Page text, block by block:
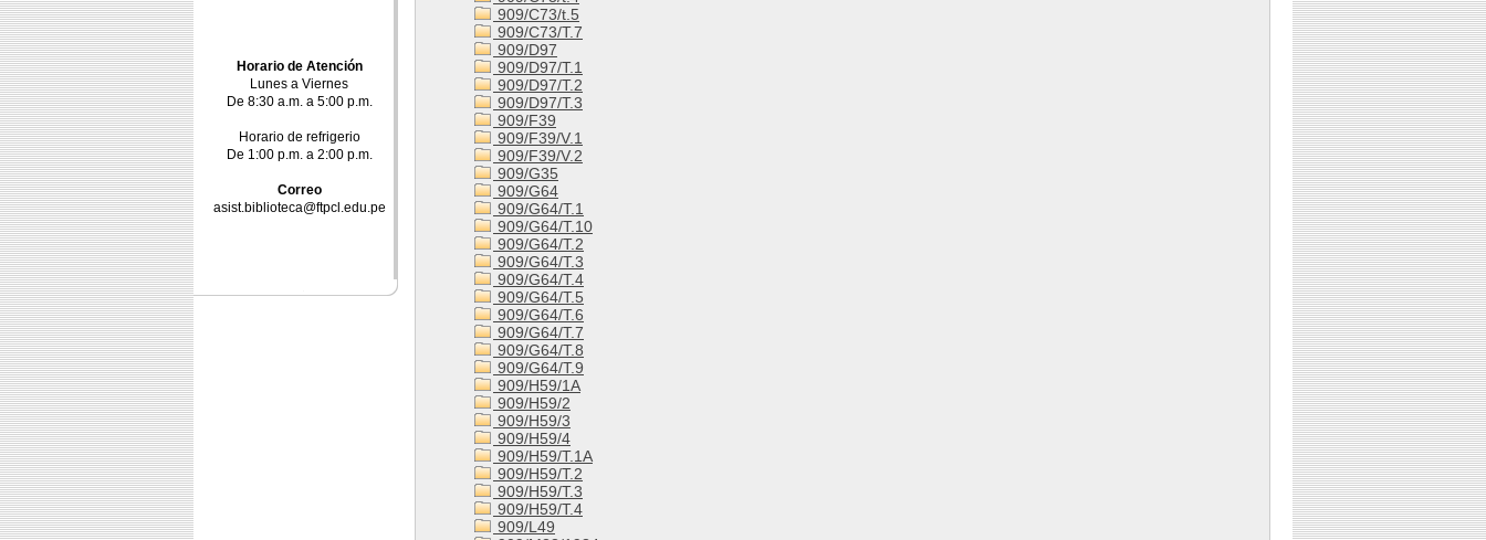
909/C73/t.5
909/C73/T.7
909/D97
909/D97/T.1
909/D97/T.2
909/D97/T.3
909/F39
909/F39/V.1
909/F39/V.2
909/G35
909/G64
909/G64/T.1
909/G64/T.10
909/G64/T.2
909/G64/T.3
909/G64/T.4
909/G64/T.5
909/G64/T.6
909/G64/T.7
909/G64/T.8
909/G64/T.9
909/H59/1A
909/H59/2
909/H59/3
909/H59/4
909/H59/T.1A
909/H59/T.2
909/H59/T.3
909/H59/T.4
909/L49
Horario de Atención
Lunes a Viernes
De 8:30 a.m. a 5:00 p.m.
Horario de refrigerio
De 1:00 p.m. a 2:00 p.m.
Correo
asist.biblioteca@ftpcl.edu.pe